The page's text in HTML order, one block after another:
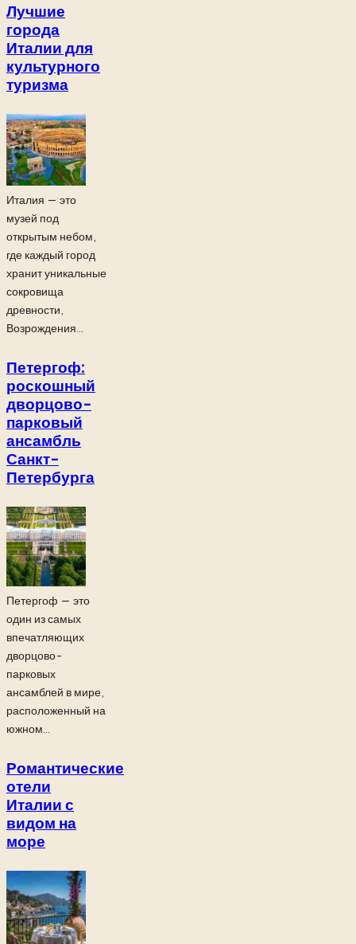
Лучшие
города
Италии для
культурного
туризма
Италия — это
музей под
открытым небом,
где каждый город
хранит уникальные
сокровища
древности,
Возрождения...
Петергоф:
роскошный
дворцово-
парковый
ансамбль
Санкт-
Петербурга
Петергоф — это
один из самых
впечатляющих
дворцово-
парковых
ансамблей в мире,
расположенный на
южном...
Романтические
отели
Италии с
видом на
море